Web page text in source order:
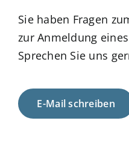
Sie haben Fragen
zur Anmeldung
Sprechen Sie uns
E-Mail schreiben